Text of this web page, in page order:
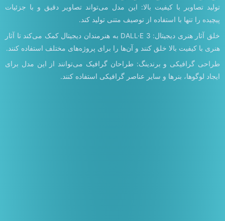
تولید تصاویر با کیفیت بالا: این مدل می‌تواند تصاویر دقیق و با جزئیات
پیچیده را تنها با استفاده از توصیف متنی تولید کند.
خلق آثار هنری دیجیتال: DALL·E 3 به هنرمندان دیجیتال کمک می‌کند تا آثار
هنری با کیفیت بالا خلق کنند و آن‌ها را برای پروژه‌های مختلف استفاده کنند.
طراحی گرافیکی و برندینگ: طراحان گرافیک می‌توانند از این مدل برای
ایجاد لوگوها، بنرها و سایر عناصر گرافیکی استفاده کنند.